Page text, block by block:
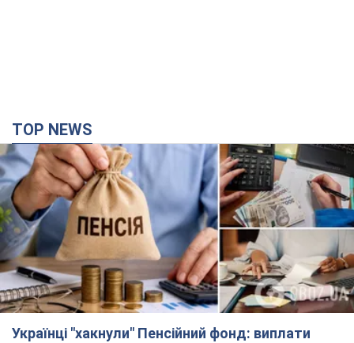
TOP NEWS
Українці "хакнули" Пенсійний фонд: виплати